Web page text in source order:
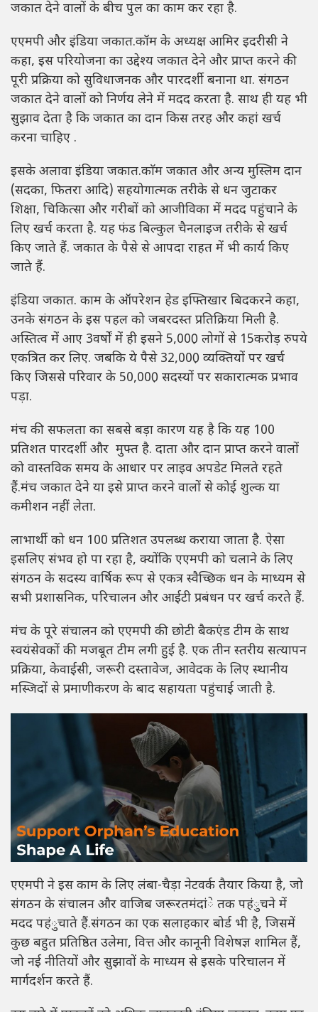
जकात देने वालों के बीच पुल का काम कर रहा है.
एएमपी और इंडिया जकात.कॉम के अध्यक्ष आमिर इदरीसी ने
कहा, इस परियोजना का उद्देश्य जकात देने और प्राप्त करने की
पूरी प्रक्रिया को सुविधाजनक और पारदर्शी बनाना था. संगठन
जकात देने वालों को निर्णय लेने में मदद करता है. साथ ही यह भी
सुझाव देता है कि जकात का दान किस तरह और कहां खर्च
करना चाहिए .
इसके अलावा इंडिया जकात.काॅम जकात और अन्य मुस्लिम दान
(सदका, फितरा आदि) सहयोगात्मक तरीके से धन जुटाकर
शिक्षा, चिकित्सा और गरीबों को आजीविका में मदद पहुंचाने के
लिए खर्च करता है. यह फंड बिल्कुल चैनलाइज तरीके से खर्च
किए जाते हैं. जकात के पैसे से आपदा राहत में भी कार्य किए
जाते हैं.
इंडिया जकात. काम के ऑपरेशन हेड इफ्तिखार बिदकरने कहा,
उनके संगठन के इस पहल को जबरदस्त प्रतिक्रिया मिली है.
अस्तित्व में आए 3वर्षों में ही इसने 5,000़ लोगों से 15करोड़ रुपये
एकत्रित कर लिए. जबकि ये पैसे 32,000़ व्यक्तियों पर खर्च
किए जिससे परिवार के 50,000़ सदस्यों पर सकारात्मक प्रभाव
पड़ा.
मंच की सफलता का सबसे बड़ा कारण यह है कि यह 100
प्रतिशत पारदर्शी और मुफ्त है. दाता और दान प्राप्त करने वालों
को वास्तविक समय के आधार पर लाइव अपडेट मिलते रहते
हैं.मंच जकात देने या इसे प्राप्त करने वालों से कोई शुल्क या
कमीशन नहीं लेता.
लाभार्थी को धन 100 प्रतिशत उपलब्ध कराया जाता है. ऐसा
इसलिए संभव हो पा रहा है, क्योंकि एएमपी को चलाने के लिए
संगठन के सदस्य वार्षिक रूप से एकत्र स्वैच्छिक धन के माध्यम से
सभी प्रशासनिक, परिचालन और आईटी प्रबंधन पर खर्च करते हैं.
मंच के पूरे संचालन को एएमपी की छोटी बैकएंड टीम के साथ
स्वयंसेवकों की मजबूत टीम लगी हुई है. एक तीन स्तरीय सत्यापन
प्रक्रिया, केवाईसी, जरूरी दस्तावेज, आवेदक के लिए स्थानीय
मस्जिदों से प्रमाणीकरण के बाद सहायता पहुंचाई जाती है.
एएमपी ने इस काम के लिए लंबा-चैड़ा नेटवर्क तैयार किया है, जो
संगठन के संचालन और वाजिब जरूरतमंदांे तक पहंुचने में
मदद पहंुचाते हैं.संगठन का एक सलाहकार बोर्ड भी है, जिसमें
कुछ बहुत प्रतिष्ठित उलेमा, वित्त और कानूनी विशेषज्ञ शामिल हैं,
जो नई नीतियों और सुझावों के माध्यम से इसके परिचालन में
मार्गदर्शन करते हैं.